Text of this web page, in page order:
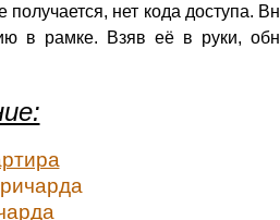
получается, нет кода доступа.
в рамке. Взяв её в руки,